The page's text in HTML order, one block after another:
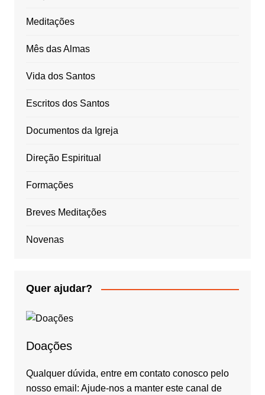
Meditações
Mês das Almas
Vida dos Santos
Escritos dos Santos
Documentos da Igreja
Direção Espiritual
Formações
Breves Meditações
Novenas
Quer ajudar?
Doações
Qualquer dúvida, entre em contato conosco pelo
nosso email: Ajude-nos a manter este canal de